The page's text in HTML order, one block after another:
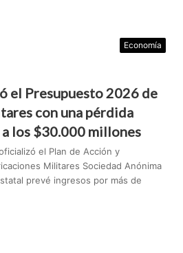
Economía
el Presupuesto 2026 de
con una pérdida
los $30.000 millones
el Plan de Acción y
Militares Sociedad Anónima
prevé ingresos por más de